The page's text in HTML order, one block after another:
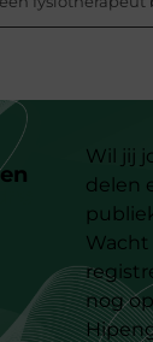
Wil jij
delen
nog op